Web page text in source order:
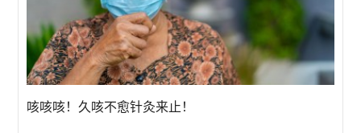
咳咳咳！久咳不愈针灸来止！